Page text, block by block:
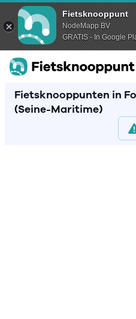
Fietsknooppunt
NodeMapp BV
GRATIS - In Google
Fietsknooppunten in
(Seine-Maritime)